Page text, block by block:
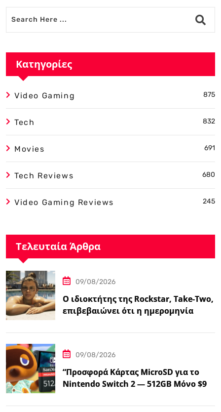
Κατηγορίες
Video Gaming 875
Tech 832
Movies 691
Tech Reviews 680
Video Gaming Reviews 245
Τελευταία Άρθρα
09/08/2026
Ο ιδιοκτήτης της Rockstar, Take-Two,
επιβεβαιώνει ότι η ημερομηνία
09/08/2026
“Προσφορά Κάρτας MicroSD για το
Nintendo Switch 2 — 512GB Μόνο $98